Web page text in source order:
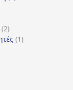
22
προϊόντα
11